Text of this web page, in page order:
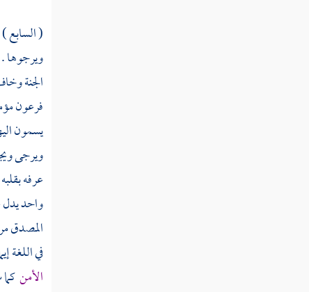
( السابع
ويرجوها
الجنة
فرعون
يسمون
ويرجى
عرفه
واحد
المصدق
في اللغة
الأمن